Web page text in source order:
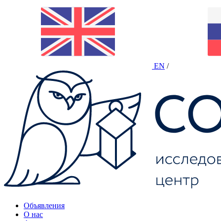
EN /
Объявления
О нас